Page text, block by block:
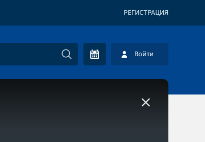
РЕГИСТРАЦИЯ
Войти